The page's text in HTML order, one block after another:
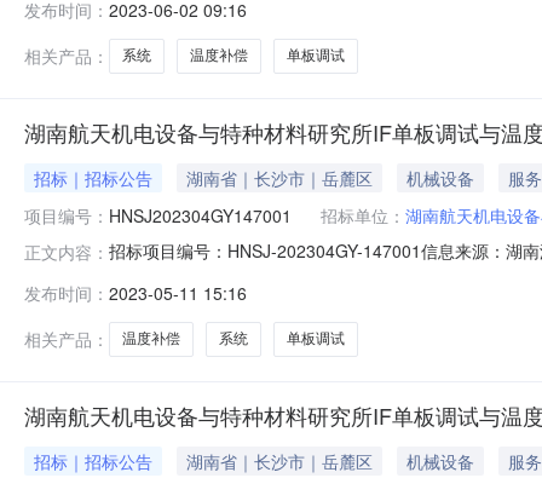
年6月5日。公示期间招标人受理投标人或者其他利害关
项目的中标人。招标人：湖南航天
发布时间： 2023-06-02 09:16
相关产品：
系统 温度补偿 单板调试
湖南航天机电设备与特种材料研究所IF单板调试与温
招标｜招标公告 湖南省｜长沙市｜岳麓区 机械设备
服务
项目编号： HNSJ202304GY147001 招标单位： 湖南航天机电设
正文内容： 招标项目编号：HNSJ-202304GY-147001信息来源：湖
目资金来自国有资金约26%、企业自筹约74%。该项目
名称
发布时间： 2023-05-11 15:16
相关产品：
温度补偿 系统 单板调试
湖南航天机电设备与特种材料研究所IF单板调试与温
招标｜招标公告 湖南省｜长沙市｜岳麓区 机械设备
服务